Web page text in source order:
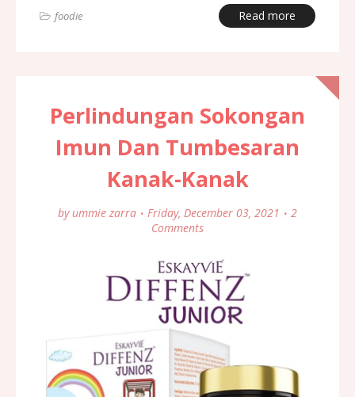
foodie Read more
Perlindungan Sokongan
Imun Dan Tumbesaran
Kanak-Kanak
by ummie zarra Friday, December 03, 2021
2
Comments